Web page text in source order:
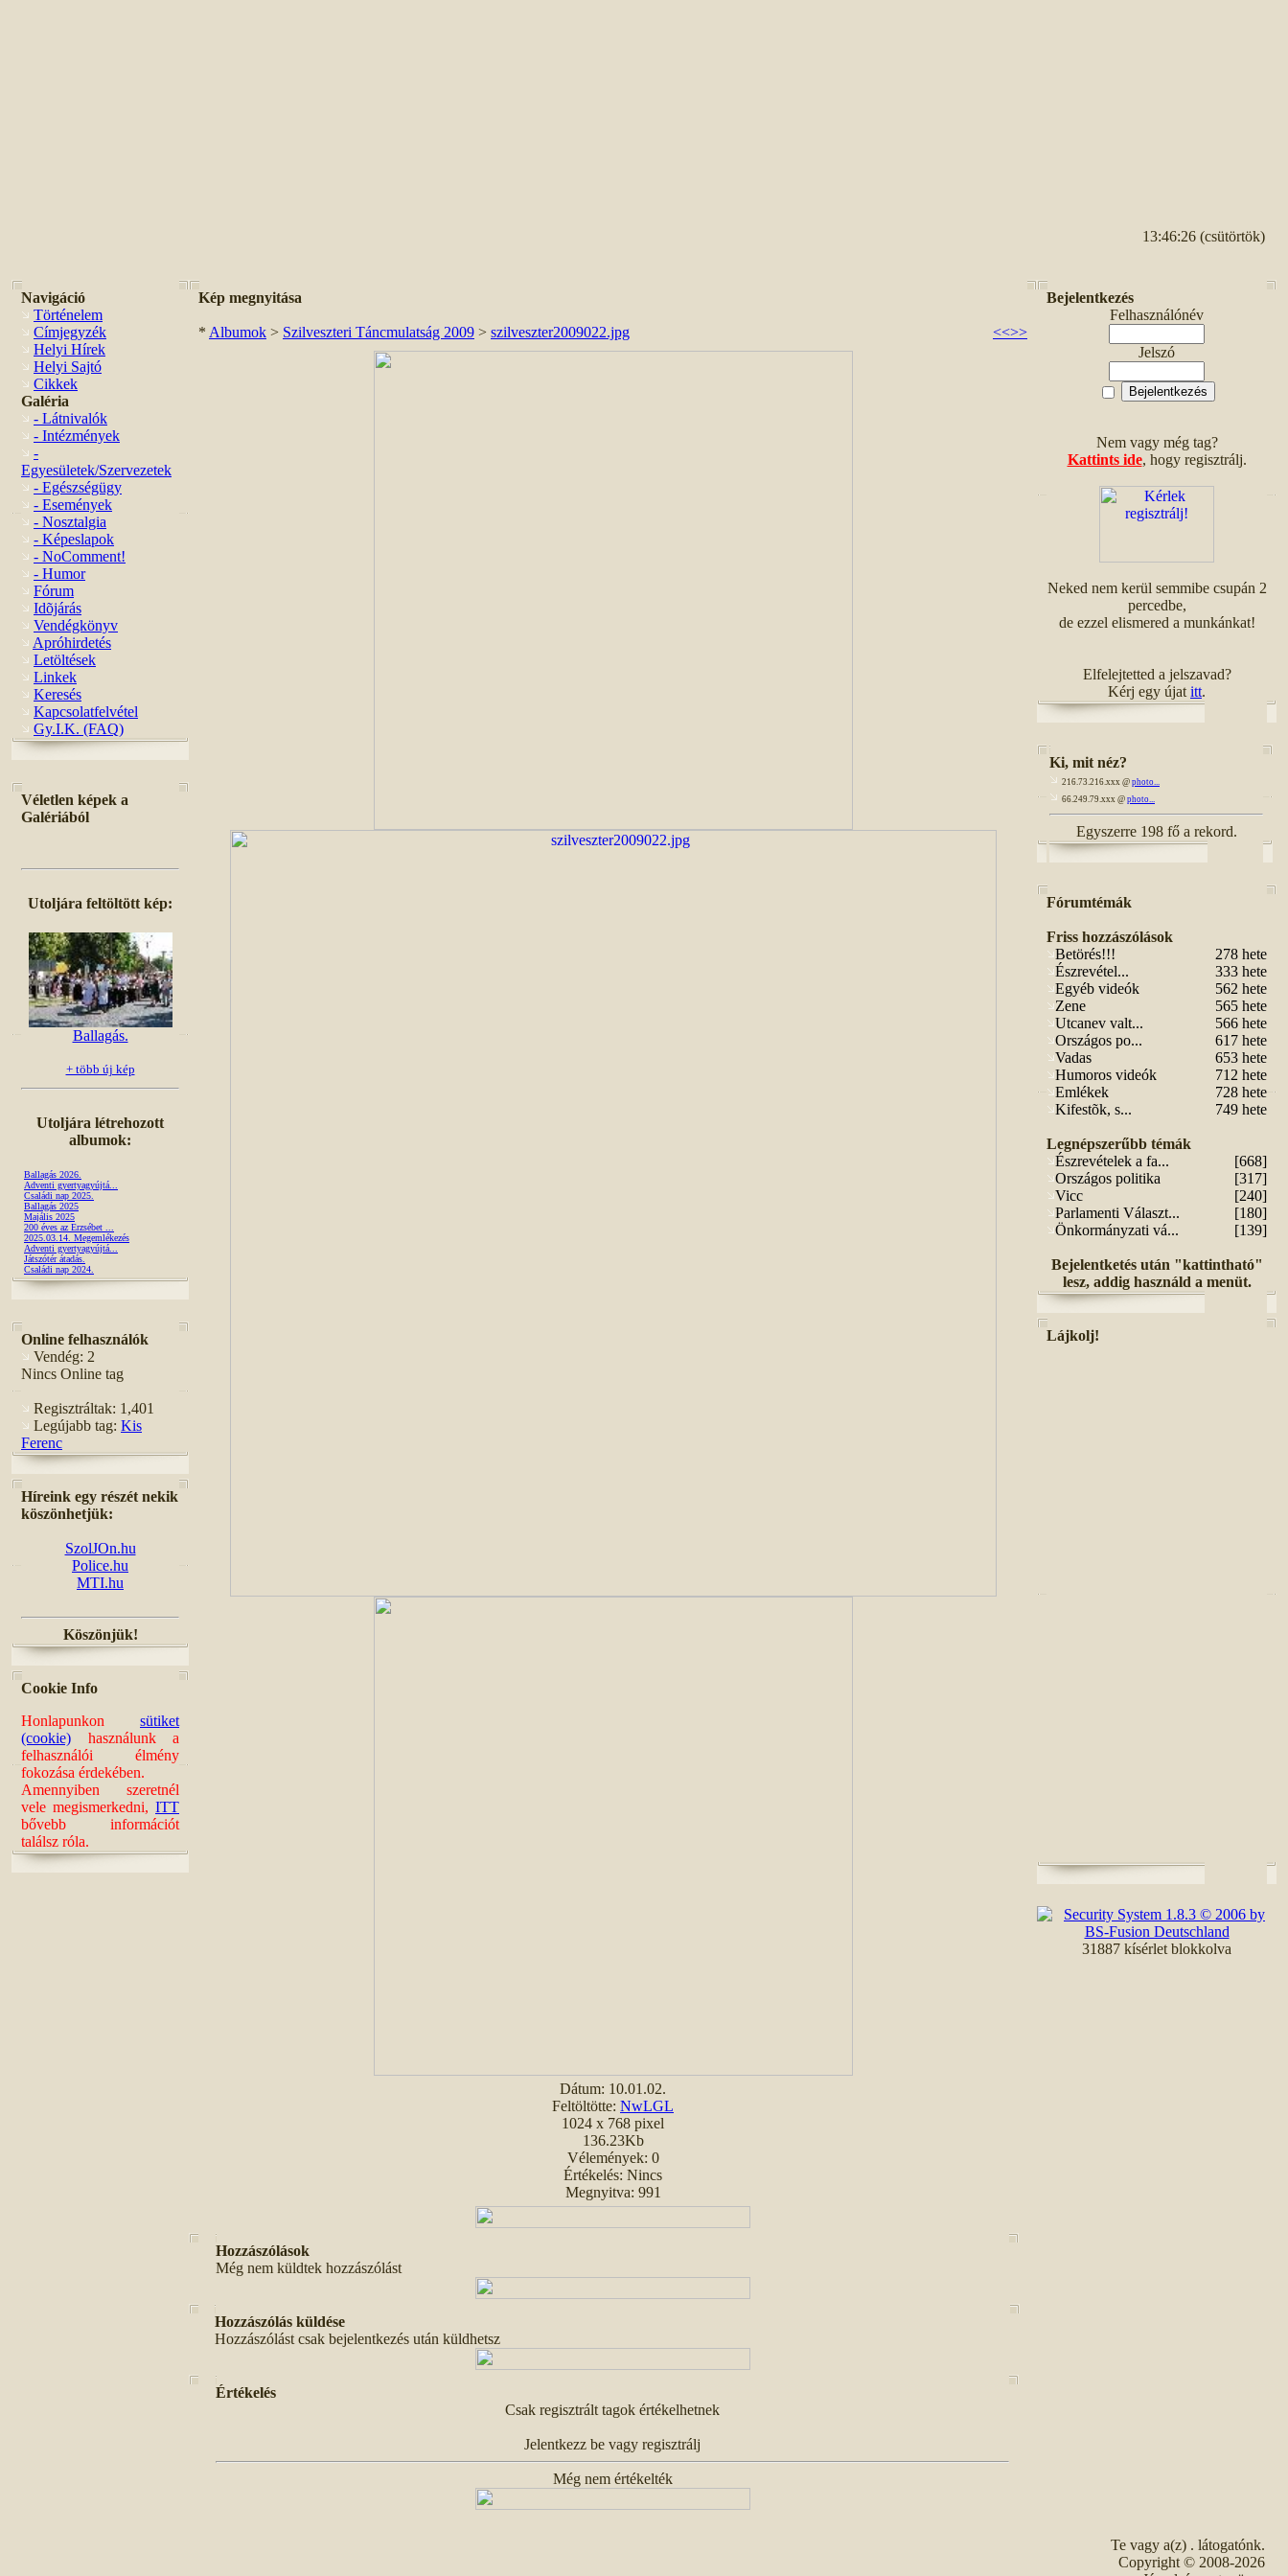
13:46:26 (csütörtök)
Navigáció
Történelem
Címjegyzék
Helyi Hírek
Helyi Sajtó
Cikkek
Galéria
- Látnivalók
- Intézmények
-
Egyesületek/Szervezetek
- Egészségügy
- Események
- Nosztalgia
- Képeslapok
- NoComment!
- Humor
Fórum
Idõjárás
Vendégkönyv
Apróhirdetés
Letöltések
Linkek
Keresés
Kapcsolatfelvétel
Gy.I.K. (FAQ)
Véletlen képek a
Galériából
Utoljára feltöltött kép:
Ballagás.
+ több új kép
Utoljára létrehozott
albumok:
Ballagás 2026.
Adventi gyertyagyújtá...
Családi nap 2025.
Ballagás 2025
Majális 2025
200 éves az Erzsébet ...
2025.03.14. Megemlékezés
Adventi gyertyagyújtá...
Játszótér átadás.
Családi nap 2024.
Online felhasználók
Vendég: 2
Nincs Online tag
Regisztráltak: 1,401
Legújabb tag: Kis
Ferenc
Híreink egy részét nekik
köszönhetjük:
SzolJOn.hu
Police.hu
MTI.hu
Köszönjük!
Cookie Info
Honlapunkon sütiket
(cookie) használunk a
felhasználói élmény
fokozása érdekében.
Amennyiben szeretnél
vele megismerkedni, ITT
bővebb információt
találsz róla.
Kép megnyitása
* Albumok > Szilveszteri Táncmulatság 2009 > szilveszter2009022.jpg <<>>
Dátum: 10.01.02.
Feltöltötte: NwLGL
1024 x 768 pixel
136.23Kb
Vélemények: 0
Értékelés: Nincs
Megnyitva: 991
Hozzászólások
Még nem küldtek hozzászólást
Hozzászólás küldése
Hozzászólást csak bejelentkezés után küldhetsz
Értékelés
Csak regisztrált tagok értékelhetnek
Jelentkezz be vagy regisztrálj
Még nem értékelték
Bejelentkezés
Felhasználónév
Jelszó
Nem vagy még tag?
Kattints ide, hogy regisztrálj.
Neked nem kerül semmibe csupán 2
percedbe,
de ezzel elismered a munkánkat!
Elfelejtetted a jelszavad?
Kérj egy újat itt.
Ki, mit néz?
216.73.216.xxx @ photo...
66.249.79.xxx @ photo...
Egyszerre 198 fő a rekord.
Fórumtémák
Friss hozzászólások
Betörés!!!
278 hete
Észrevétel...
333 hete
Egyéb videók
562 hete
Zene
565 hete
Utcanev valt...
566 hete
Országos po...
617 hete
Vadas
653 hete
Humoros videók
712 hete
Emlékek
728 hete
Kifestõk, s...
749 hete
Legnépszerűbb témák
Észrevételek a fa...
[668]
Országos politika
[317]
Vicc
[240]
Parlamenti Választ...
[180]
Önkormányzati vá...
[139]
Bejelentketés után "kattintható"
lesz, addig használd a menüt.
Lájkolj!
31887 kísérlet blokkolva
Te vagy a(z) . látogatónk.
Copyright © 2008-2026